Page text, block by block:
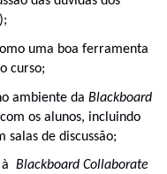
);
uma boa ferramenta
curso;
ambiente da
os alunos, incluindo
de discussão;
Blackboard Collaborate